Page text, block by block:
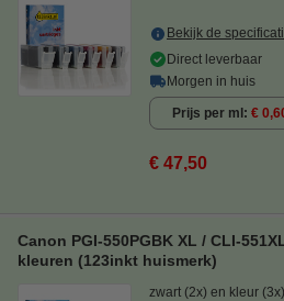
Bekijk de
Direct leverbaar
Morgen in huis
Prijs per ml €
€ 47,50
Canon PGI-550PGBK XL / CLI-
kleuren (123inkt huismerk)
zwart (2x) en kleur (3x)